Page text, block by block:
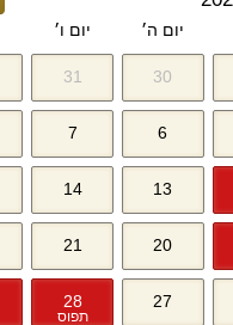
יום ה׳ יום ו׳
30
31
6
7
13
14
20
21
27
28
תפוס